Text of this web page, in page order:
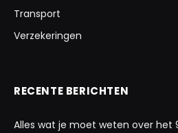
Transport
Verzekeringen
RECENTE BERICHTEN
Alles wat je moet weten over het